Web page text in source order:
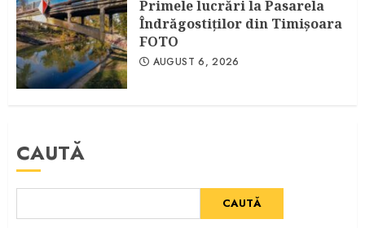
Primele lucrări la Pasarela
Îndrăgostiţilor din Timişoara
FOTO
AUGUST 6, 2026
CAUTĂ
CAUTĂ